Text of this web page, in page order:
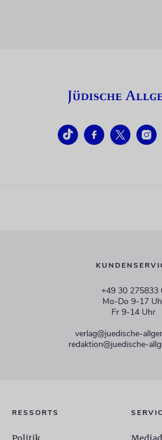
+49 30 275833
Mo-Do 9-17
Fr 9-14 Uhr
verlag@juedische-
redaktion@juedische-
RESSORTS